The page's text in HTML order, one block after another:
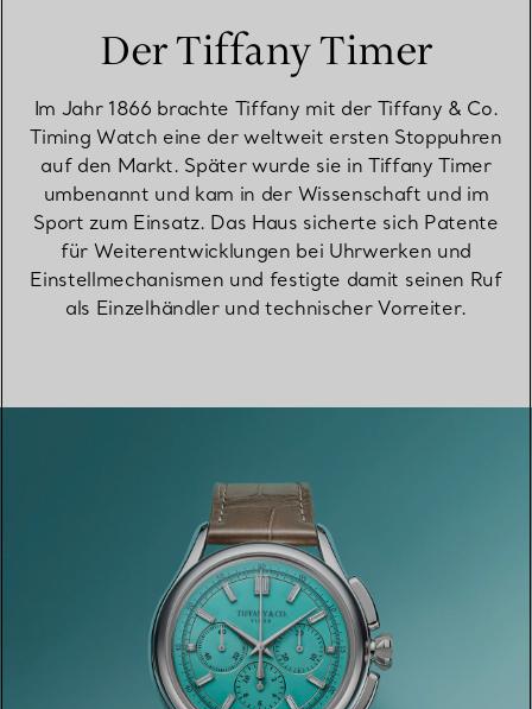
Der Tiffany Timer
Im Jahr 1866 brachte Tiffany mit der Tiffany & Co.
Timing Watch eine der weltweit ersten Stoppuhren
auf den Markt. Später wurde sie in Tiffany Timer
umbenannt und kam in der Wissenschaft und im
Sport zum Einsatz. Das Haus sicherte sich Patente
für Weiterentwicklungen bei Uhrwerken und
Einstellmechanismen und festigte damit seinen Ruf
als Einzelhändler und technischer Vorreiter.